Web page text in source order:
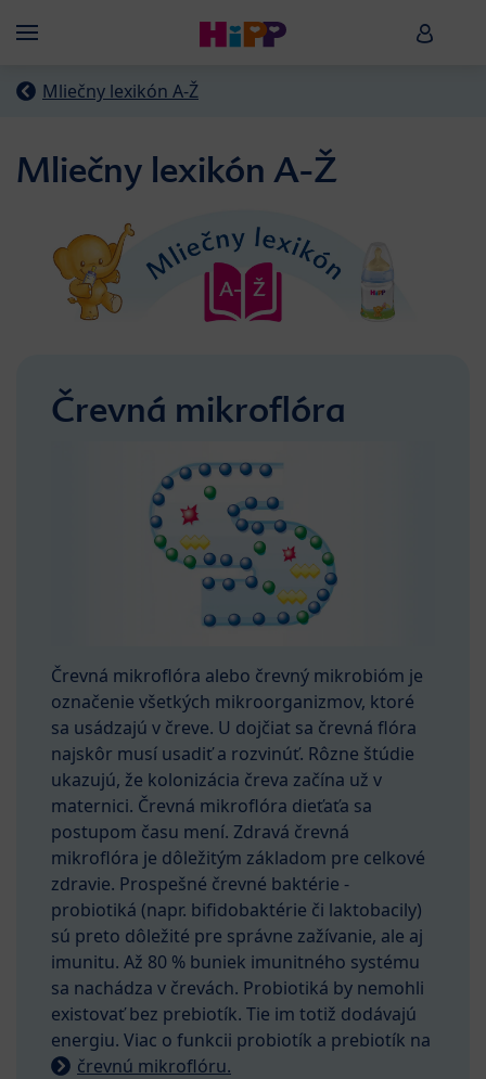
Menü HiPP
Mliečny lexikón A-Ž
Mliečny lexikón A-Ž
Črevná mikroflóra
Črevná mikroflóra alebo črevný mikrobióm je
označenie všetkých mikroorganizmov, ktoré
sa usádzajú v čreve. U dojčiat sa črevná flóra
najskôr musí usadiť a rozvinúť. Rôzne štúdie
ukazujú, že kolonizácia čreva začína už v
maternici. Črevná mikroflóra dieťaťa sa
postupom času mení. Zdravá črevná
mikroflóra je dôležitým základom pre celkové
zdravie. Prospešné črevné baktérie -
probiotiká (napr. bifidobaktérie či laktobacily)
sú preto dôležité pre správne zažívanie, ale aj
imunitu. Až 80 % buniek imunitného systému
sa nachádza v črevách. Probiotiká by nemohli
existovať bez prebiotík. Tie im totiž dodávajú
energiu. Viac o funkcii probiotík a prebiotík na
črevnú mikroflóru.